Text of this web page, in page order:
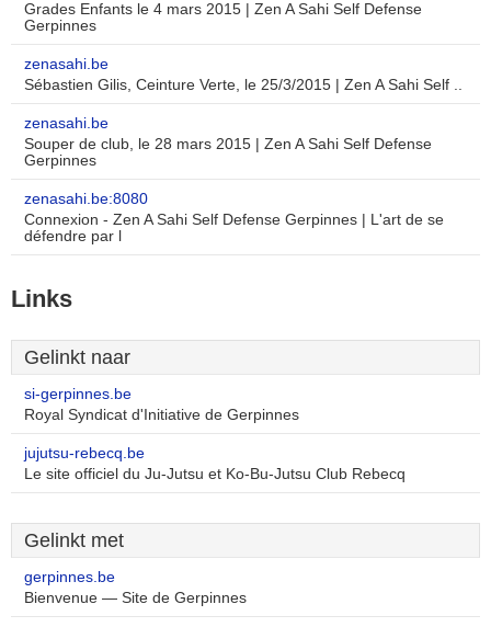
Grades Enfants le 4 mars 2015 | Zen A Sahi Self Defense
Gerpinnes
zenasahi.be
Sébastien Gilis, Ceinture Verte, le 25/3/2015 | Zen A Sahi Self ..
zenasahi.be
Souper de club, le 28 mars 2015 | Zen A Sahi Self Defense
Gerpinnes
zenasahi.be:8080
Connexion - Zen A Sahi Self Defense Gerpinnes | L'art de se
défendre par l
Links
Gelinkt naar
si-gerpinnes.be
Royal Syndicat d'Initiative de Gerpinnes
jujutsu-rebecq.be
Le site officiel du Ju-Jutsu et Ko-Bu-Jutsu Club Rebecq
Gelinkt met
gerpinnes.be
Bienvenue — Site de Gerpinnes